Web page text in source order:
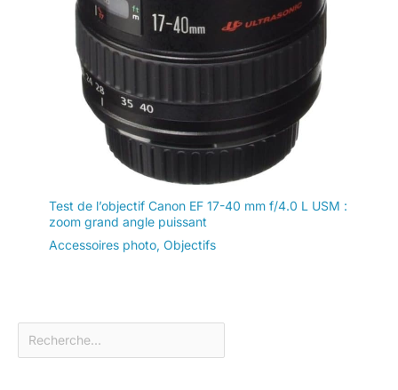
Test de l’objectif Canon EF 17-40 mm f/4.0 L USM :
zoom grand angle puissant
Accessoires photo, Objectifs